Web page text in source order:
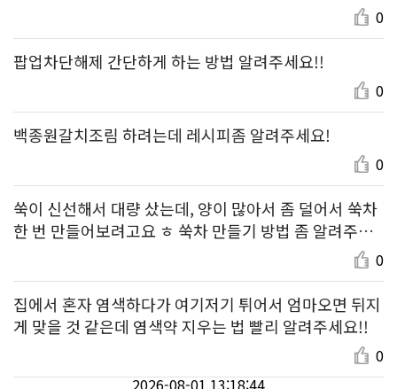
0
팝업차단해제 간단하게 하는 방법 알려주세요!!
0
백종원갈치조림 하려는데 레시피좀 알려주세요!
0
쑥이 신선해서 대량 샀는데, 양이 많아서 좀 덜어서 쑥차
한 번 만들어보려고요 ㅎ 쑥차 만들기 방법 좀 알려주세
0
집에서 혼자 염색하다가 여기저기 튀어서 엄마오면 뒤지
게 맞을 것 같은데 염색약 지우는 법 빨리 알려주세요!!
0
2026-08-01 13:18:44